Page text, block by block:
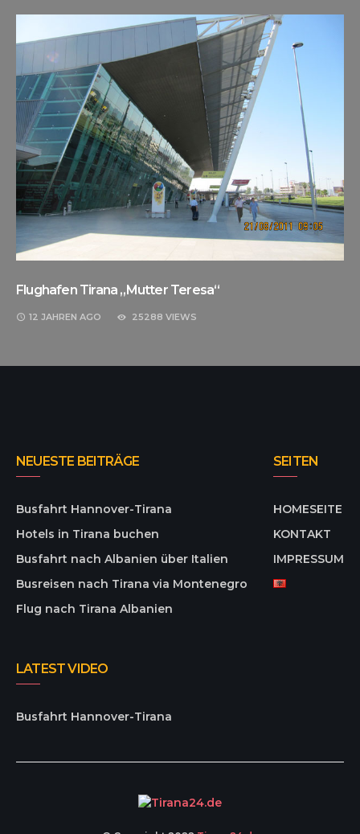
Flughafen Tirana „Mutter Teresa“
12 JAHREN AGO 25288 VIEWS
NEUESTE BEITRÄGE
Busfahrt Hannover-Tirana
Hotels in Tirana buchen
Busfahrt nach Albanien über Italien
Busreisen nach Tirana via Montenegro
Flug nach Tirana Albanien
SEITEN
HOMESEITE
KONTAKT
IMPRESSUM
LATEST VIDEO
Busfahrt Hannover-Tirana